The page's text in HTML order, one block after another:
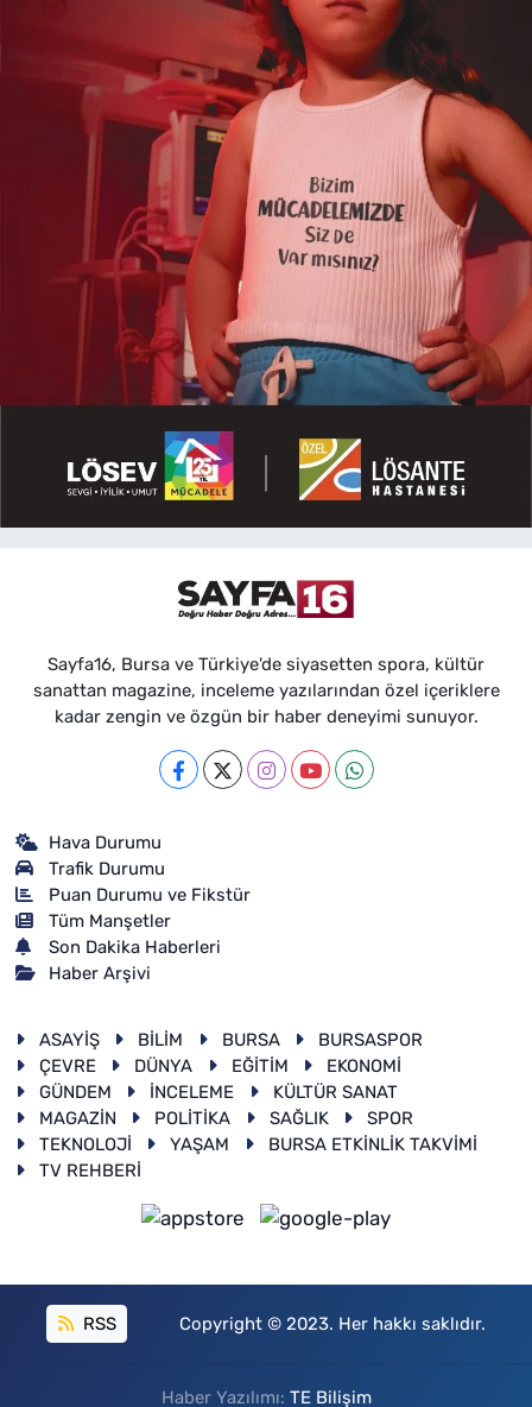
Sayfa16, Bursa ve Türkiye'de siyasetten spora, kültür
sanattan magazine, inceleme yazılarından özel içeriklere
kadar zengin ve özgün bir haber deneyimi sunuyor.
Hava Durumu
Trafik Durumu
Puan Durumu ve Fikstür
Tüm Manşetler
Son Dakika Haberleri
Haber Arşivi
ASAYİŞ BİLİM BURSA
BURSASPOR
ÇEVRE
DÜNYA EĞİTİM
EKONOMİ
GÜNDEM
İNCELEME
KÜLTÜR SANAT
MAGAZİN
POLİTİKA SAĞLIK
SPOR
TEKNOLOJİ
YAŞAM
BURSA ETKİNLİK TAKVİMİ
TV REHBERİ
RSS Copyright © 2023. Her hakkı saklıdır.
Haber Yazılımı: TE Bilişim